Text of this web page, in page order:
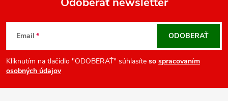
i
Email
Kliknutím na tlačidlo "ODOBERAŤ" súhlasíte so spracovaním
osobných údajov
ODOBERAŤ